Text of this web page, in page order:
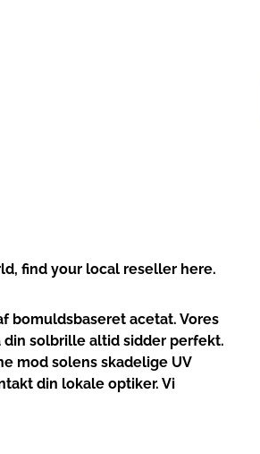
find your local reseller here.
bomuldsbaseret acetat. Vores
solbrille altid sidder perfekt.
mod solens skadelige UV
din lokale optiker. Vi